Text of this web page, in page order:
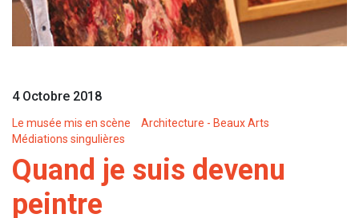
4 Octobre 2018
Le musée mis en scène
Architecture - Beaux Arts
Médiations singulières
Quand je suis devenu
peintre